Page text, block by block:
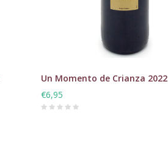
Un Momento de Crianza 2022
€6,95